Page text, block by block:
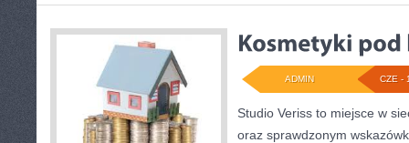
CZE -
ADMIN
Studio Veriss to miejsce w
oraz sprawdzonym